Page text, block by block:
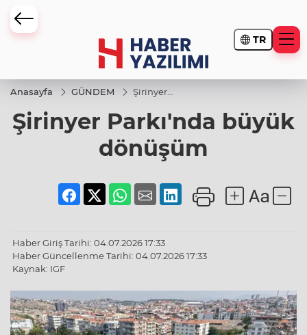
TR
Anasayfa GÜNDEM
Şirinyer
büyük
dönüşüm
Şirinyer Parkı'nda büyük
dönüşüm
Haber Giriş Tarihi: 04.07.2026 17:33
Haber Güncellenme Tarihi: 04.07.2026 17:33
Kaynak: IGF